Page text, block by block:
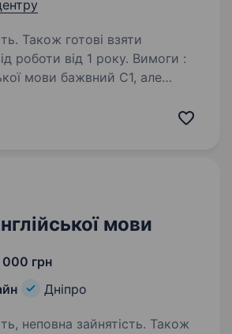
Також готові взяти
від 1 року. Вимоги :
мови бажвний С1, але
мови
000 грн
Дніпро
неповна зайнятість. Також